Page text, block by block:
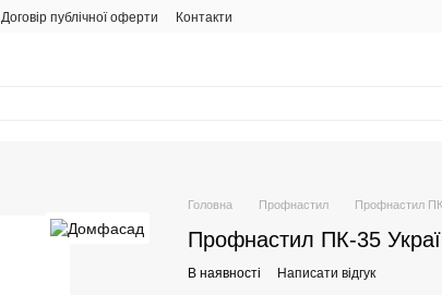
Договір публічної оферти Контакти
Головна Профнастил Профнастил
Профнастил ПК-35
В наявності Написати відгук